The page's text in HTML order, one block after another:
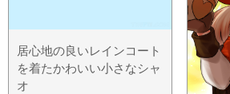
居心地の良いレインコート
を着たかわいい小さなシャ
オ